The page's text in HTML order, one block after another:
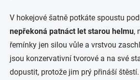
V hokejové šatně potkáte spoustu
nepřekoná patnáct let starou helmu,
řemínky jen silou vůle a vrstvou
jsou konzervativní tvorové a na své
dopustit, protože jim prý přináší